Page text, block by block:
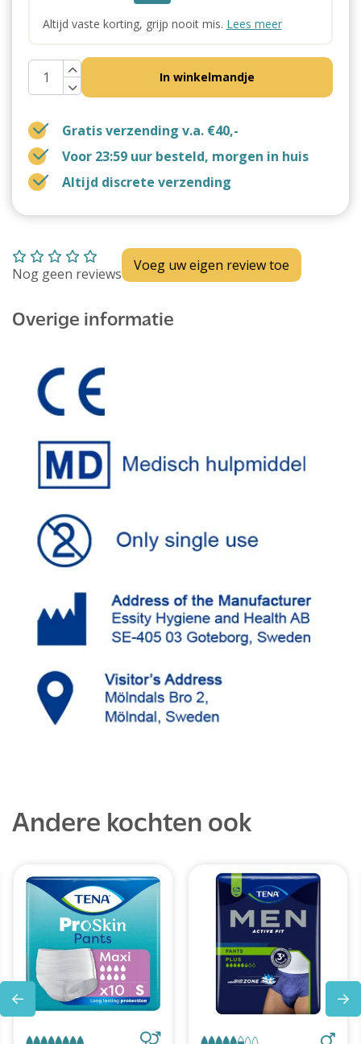
Altijd vaste korting, grijp nooit mis. Lees meer
In winkelmandje
Gratis verzending v.a. €40,-
Voor 23:59 uur besteld, morgen in huis
Altijd discrete verzending
Nog geen reviews Voeg uw eigen review toe
Overige informatie
Andere kochten ook